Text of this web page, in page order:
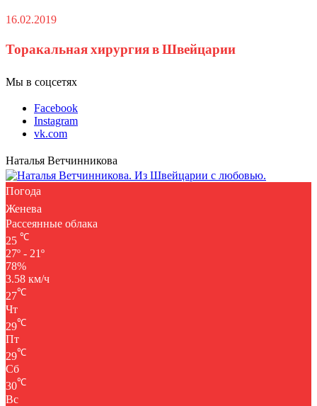
16.02.2019
Торакальная хирургия в Швейцарии
Мы в соцсетях
Facebook
Instagram
vk.com
Наталья Ветчинникова
Погода
Женева
Рассеянные облака
25 ℃
27º - 21º
78%
3.58 км/ч
27℃
Чт
29℃
Пт
29℃
Сб
30℃
Вс